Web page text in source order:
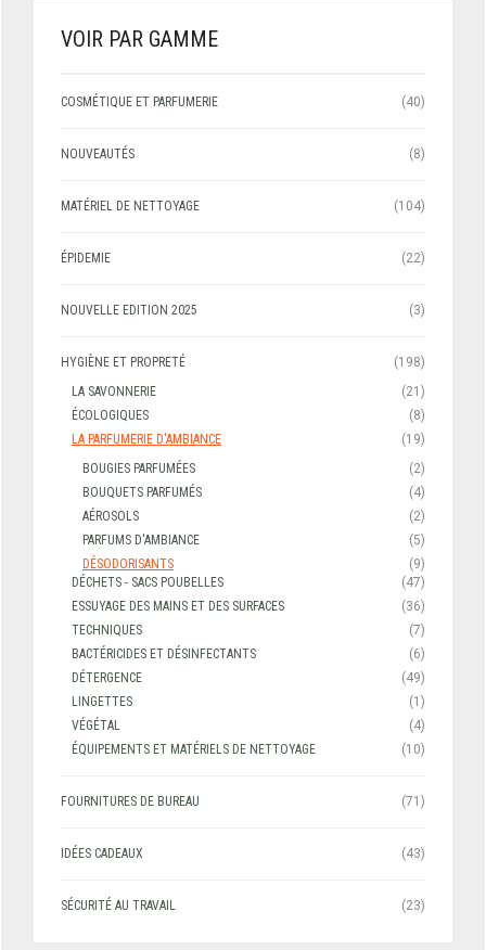
VOIR PAR GAMME
COSMÉTIQUE ET PARFUMERIE (40)
NOUVEAUTÉS (8)
MATÉRIEL DE NETTOYAGE (104)
ÉPIDEMIE (22)
NOUVELLE EDITION 2025 (3)
HYGIÈNE ET PROPRETÉ
(198)
LA SAVONNERIE
(21)
ÉCOLOGIQUES
(8)
LA PARFUMERIE D'AMBIANCE
(19)
BOUGIES PARFUMÉES
(2)
BOUQUETS PARFUMÉS
(4)
AÉROSOLS
(2)
PARFUMS D'AMBIANCE
(5)
DÉSODORISANTS
(9)
DÉCHETS - SACS POUBELLES
(47)
ESSUYAGE DES MAINS ET DES SURFACES
(36)
TECHNIQUES
(7)
BACTÉRICIDES ET DÉSINFECTANTS
(6)
DÉTERGENCE
(49)
LINGETTES
(1)
VÉGÉTAL
(4)
ÉQUIPEMENTS ET MATÉRIELS DE NETTOYAGE
(10)
FOURNITURES DE BUREAU (71)
IDÉES CADEAUX (43)
SÉCURITÉ AU TRAVAIL (23)